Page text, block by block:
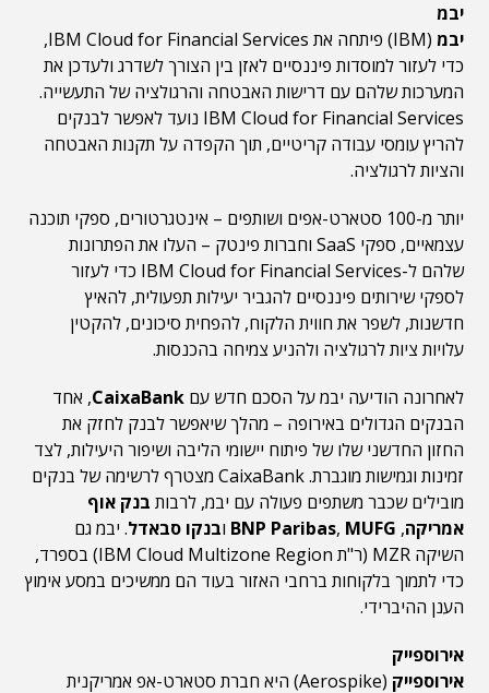
יבמ
יבמ
(IBM) פיתחה את IBM Cloud for Financial Services,
כדי לעזור למוסדות פיננסיים לאזן בין הצורך לשדרג ולעדכן את
המערכות שלהם עם דרישות האבטחה והרגולציה של התעשייה.
IBM Cloud for Financial Services נועד לאפשר לבנקים
להריץ עומסי עבודה קריטיים, תוך הקפדה על תקנות האבטחה
והציות לרגולציה.
יותר מ-100 סטארט-אפים ושותפים – אינטגרטורים, ספקי תוכנה
עצמאיים, ספקי SaaS וחברות פינטק – העלו את הפתרונות
שלהם ל-IBM Cloud for Financial Services כדי לעזור
לספקי שירותים פיננסיים להגביר יעילות תפעולית, להאיץ
חדשנות, לשפר את חווית הלקוח, להפחית סיכונים, להקטין
עלויות ציות לרגולציה ולהניע צמיחה בהכנסות.
לאחרונה הודיעה יבמ על הסכם חדש עם CaixaBank, אחד
הבנקים הגדולים באירופה – מהלך שיאפשר לבנק לחזק את
החזון החדשני שלו של פיתוח יישומי הליבה ושיפור היעילות, לצד
זמינות וגמישות מוגברת. CaixaBank מצטרף לרשימה של בנקים
מובילים שכבר משתפים פעולה עם יבמ, לרבות בנק אוף
אמריקה,
BNP Paribas, MUFG ובנקו סבאדל. יבמ גם
השיקה MZR (ר"ת IBM Cloud Multizone Region) בספרד,
כדי לתמוך בלקוחות ברחבי האזור בעוד הם ממשיכים במסע אימוץ
הענן ההיברידי.
אירוספייק
אירוספייק
(Aerospike) היא חברת סטארט-אפ אמריקנית